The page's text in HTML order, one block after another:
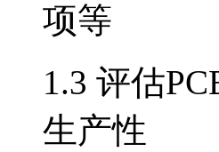
项等
1.3 评估
生产性